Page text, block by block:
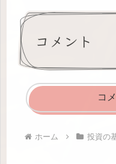
コメント
コ
ホーム 投資の